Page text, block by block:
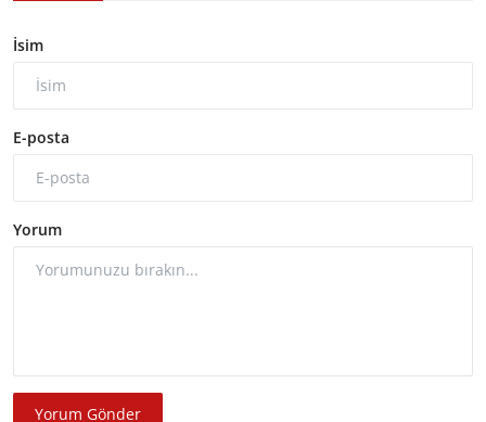
İsim
E-posta
Yorum
Yorum Gönder